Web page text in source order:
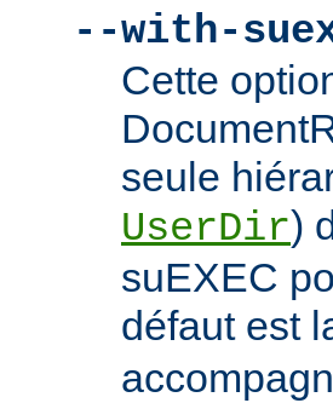
--with-
Cette
seule
UserDir)
suEXEC
défaut est